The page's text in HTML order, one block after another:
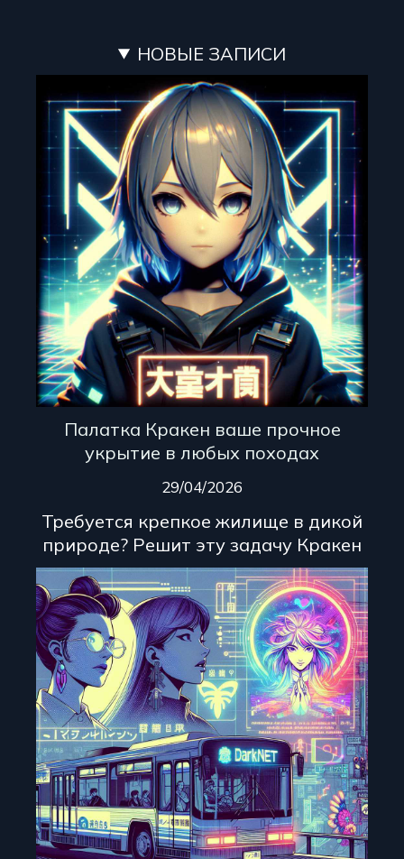
НОВЫЕ ЗАПИСИ
Палатка Кракен ваше прочное
укрытие в любых походах
29/04/2026
Требуется крепкое жилище в дикой
природе? Решит эту задачу Кракен